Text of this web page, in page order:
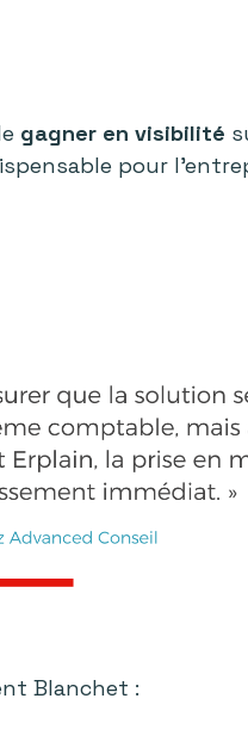
gagner en visibilité
pour
Blanchet :